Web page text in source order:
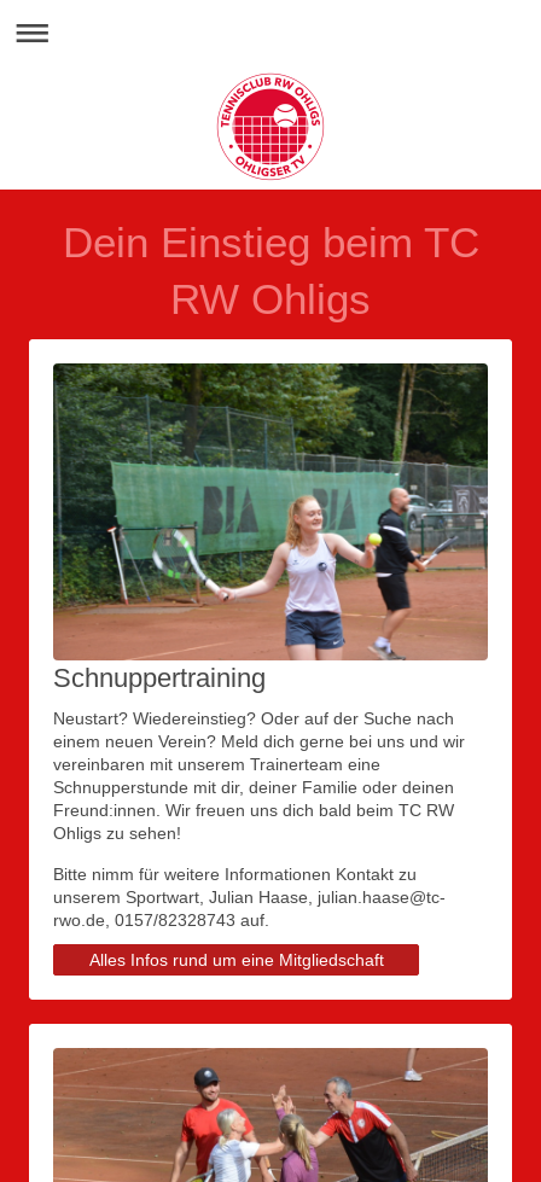
Dein Einstieg beim TC
RW Ohligs
Schnuppertraining
Neustart? Wiedereinstieg? Oder auf der Suche nach
einem neuen Verein? Meld dich gerne bei uns und wir
vereinbaren mit unserem Trainerteam eine
Schnupperstunde mit dir, deiner Familie oder deinen
Freund:innen. Wir freuen uns dich bald beim TC RW
Ohligs zu sehen!
Bitte nimm für weitere Informationen Kontakt zu
unserem Sportwart, Julian Haase, julian.haase@tc-
rwo.de, 0157/82328743 auf.
Alles Infos rund um eine Mitgliedschaft